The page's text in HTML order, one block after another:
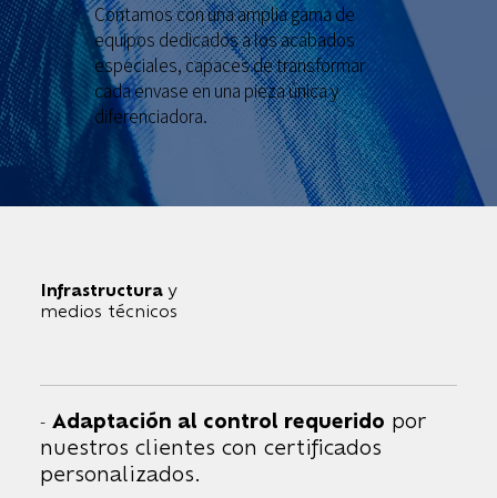
Contamos con una amplia gama de
equipos dedicados a los acabados
especiales, capaces de transformar
cada envase en una pieza única y
diferenciadora.
Infrastructura y
medios técnicos
- Adaptación al control requerido por
nuestros clientes con certificados
personalizados.